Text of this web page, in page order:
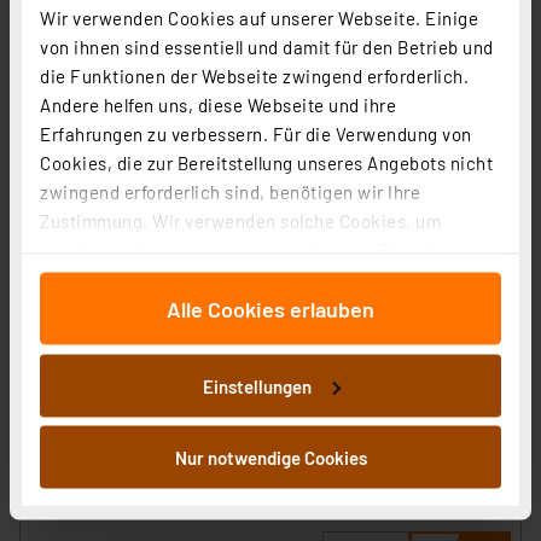
Wir verwenden Cookies auf unserer Webseite. Einige
von ihnen sind essentiell und damit für den Betrieb und
die Funktionen der Webseite zwingend erforderlich.
Andere helfen uns, diese Webseite und ihre
Erfahrungen zu verbessern. Für die Verwendung von
Cookies, die zur Bereitstellung unseres Angebots nicht
zwingend erforderlich sind, benötigen wir Ihre
Zustimmung. Wir verwenden solche Cookies, um
für soziale Medien anbieten zu können und die Zugriffe
auf unsere Website zu analysieren. Außerdem geben
wir Informationen zu Ihrer Verwendung unserer Website
an unsere Partner für soziale Medien, Werbung und
Analysen weiter. Unsere Partner führen diese
Informationen möglicherweise mit weiteren Daten
zusammen, die Sie ihnen bereitgestellt haben oder die
sie im Rahmen Ihrer Nutzung der Dienste gesammelt
Alle Cookies erlauben
Einstellungen
Nur notwendige Cookies
ELV Platinenhalter, drehbar
Artikel-Nr. 127791
(7)